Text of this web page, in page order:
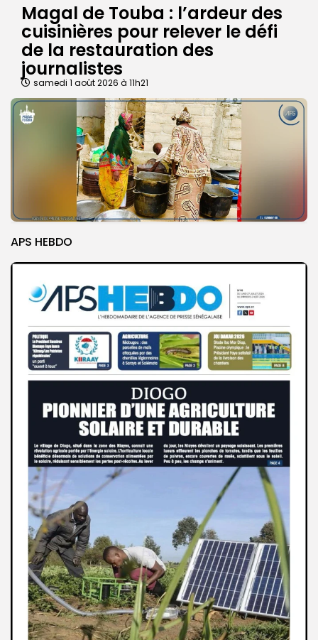
Magal de Touba : l’ardeur des
cuisinières pour relever le défi
de la restauration des
journalistes
samedi 1 août 2026 à 11h21
APS HEBDO